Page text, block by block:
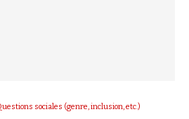
sociales (genre, inclusion, etc.)